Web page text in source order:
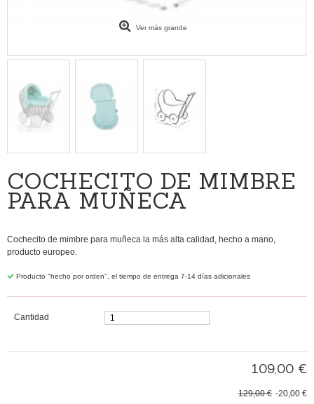
Ver más grande
COCHECITO DE MIMBRE
PARA MUÑECA
Cochecito de mimbre para muñeca la más alta calidad, hecho a mano,
producto europeo.
Producto "hecho por orden", el tiempo de entrega 7-14 días adicionales
Cantidad
109,00 €
-20,00 €
129,00 €